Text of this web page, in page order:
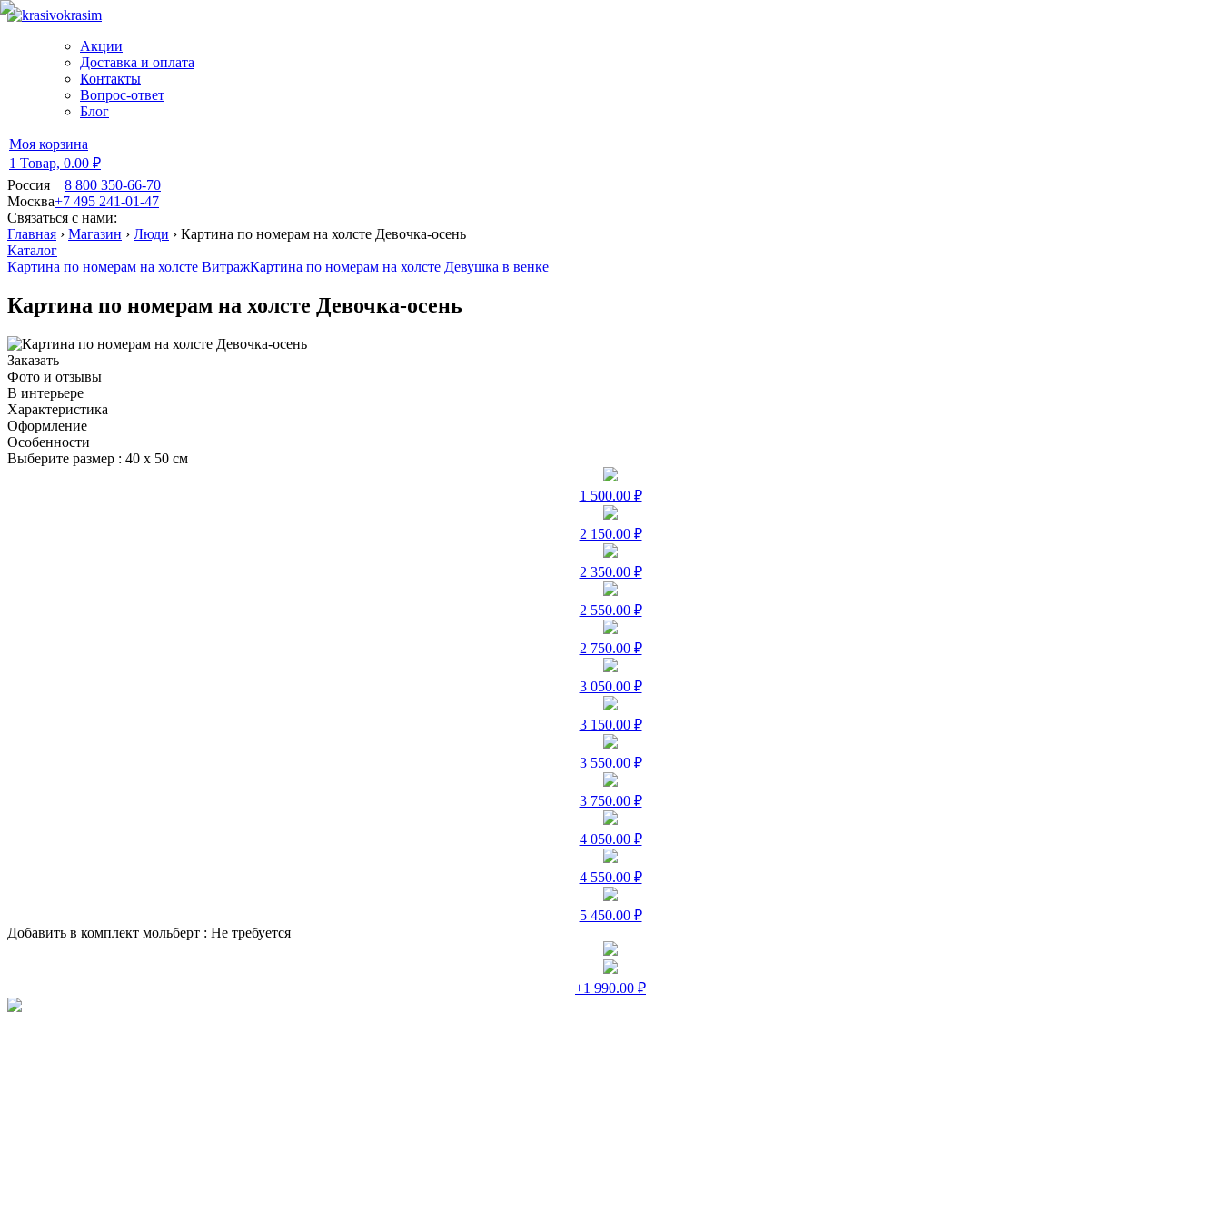
Акции
Доставка и оплата
Контакты
Вопрос-ответ
Блог
Моя корзина
1 Товар, 0.00 ₽
Россия
8 800 350-66-70
Москва+7 495 241-01-47
Связаться с нами:
Главная › Магазин › Люди › Картина по номерам на холсте Девочка-осень
Каталог
Картина по номерам на холсте ВитражКартина по номерам на холсте Девушка в венке
Картина по номерам на холсте Девочка-осень
Заказать
Фото и отзывы
В интерьере
Характеристика
Оформление
Особенности
Выберите размер : 40 х 50 см
1 500.00 ₽
2 150.00 ₽
2 350.00 ₽
2 550.00 ₽
2 750.00 ₽
3 050.00 ₽
3 150.00 ₽
3 550.00 ₽
3 750.00 ₽
4 050.00 ₽
4 550.00 ₽
5 450.00 ₽
Добавить в комплект мольберт : Не требуется
+1 990.00 ₽